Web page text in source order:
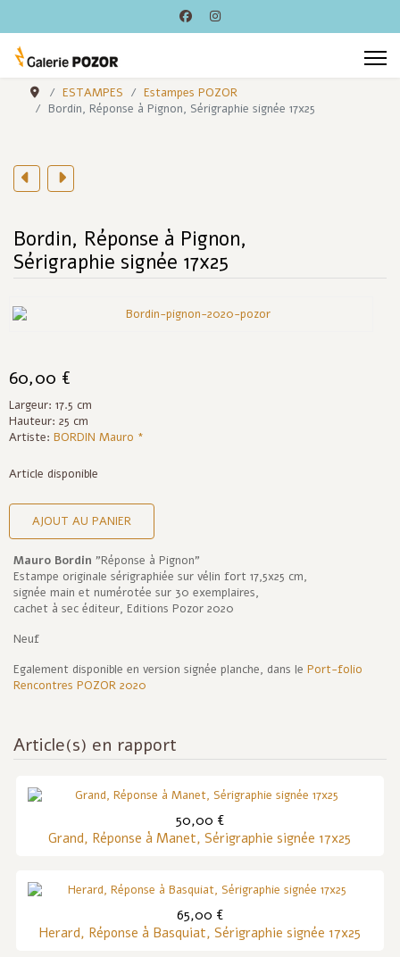
ESTAMPES
Estampes POZOR
Bordin, Réponse à Pignon, Sérigraphie signée 17x25
Bordin, Réponse à Pignon,
Sérigraphie signée 17x25
60,00 €
Largeur: 17.5 cm
Hauteur: 25 cm
Artiste: BORDIN Mauro *
Article disponible
AJOUT AU PANIER
Mauro Bordin "Réponse à Pignon"
Estampe originale sérigraphiée sur vélin fort 17,5x25 cm,
signée main et numérotée sur 30 exemplaires,
cachet à sec éditeur, Editions Pozor 2020
Neuf
Egalement disponible en version signée planche, dans le Port-folio
Rencontres POZOR 2020
Article(s) en rapport
50,00 €
Grand, Réponse à Manet, Sérigraphie signée 17x25
65,00 €
Herard, Réponse à Basquiat, Sérigraphie signée 17x25